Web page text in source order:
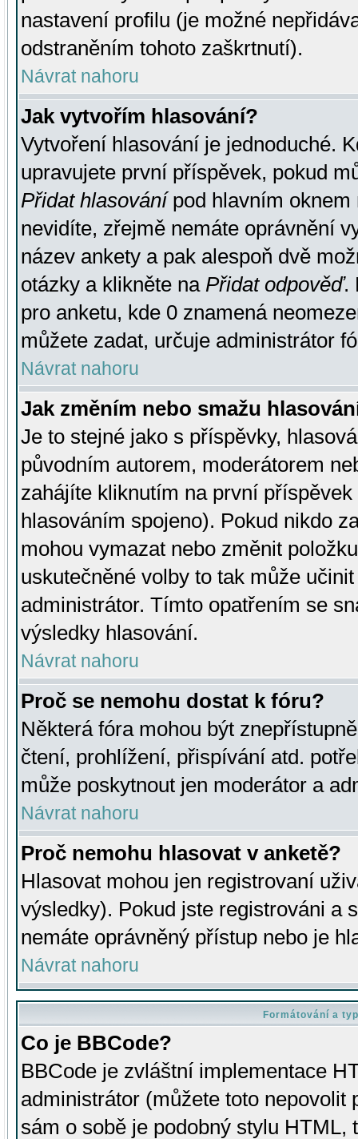
nastavení profilu (je možné
odstraněním tohoto zaškrtnutí).
Návrat nahoru
Jak vytvořím hlasování?
Vytvoření hlasování je jednoduché.
upravujete první příspěvek, pokud
Přidat hlasovánípod hlavním oknem
nevidíte, zřejmě nemáte oprávnění
název ankety a pak alespoň dvě
otázky a klikněte na Přidat odpověď.
pro anketu, kde 0 znamená
můžete zadat, určuje administrátor
Návrat nahoru
Jak změním nebo smažu
Je to stejné jako s příspěvky,
původním autorem, moderátorem
zahájíte kliknutím na první
hlasováním spojeno). Pokud nikdo
mohou vymazat nebo změnit
uskutečněné volby to tak může
administrátor. Tímto opatřením se
výsledky hlasování.
Návrat nahoru
Proč se nemohu dostat k fóru?
Některá fóra mohou být
čtení, prohlížení, přispívání atd.
může poskytnout jen moderátor a
Návrat nahoru
Proč nemohu hlasovat v anketě?
Hlasovat mohou jen registrovaní
výsledky). Pokud jste registrováni a
nemáte oprávněný přístup nebo je
Návrat nahoru
Formátování a
Co je BBCode?
BBCode je zvláštní implementace
administrátor (můžete toto
sám o sobě je podobný stylu HTML,